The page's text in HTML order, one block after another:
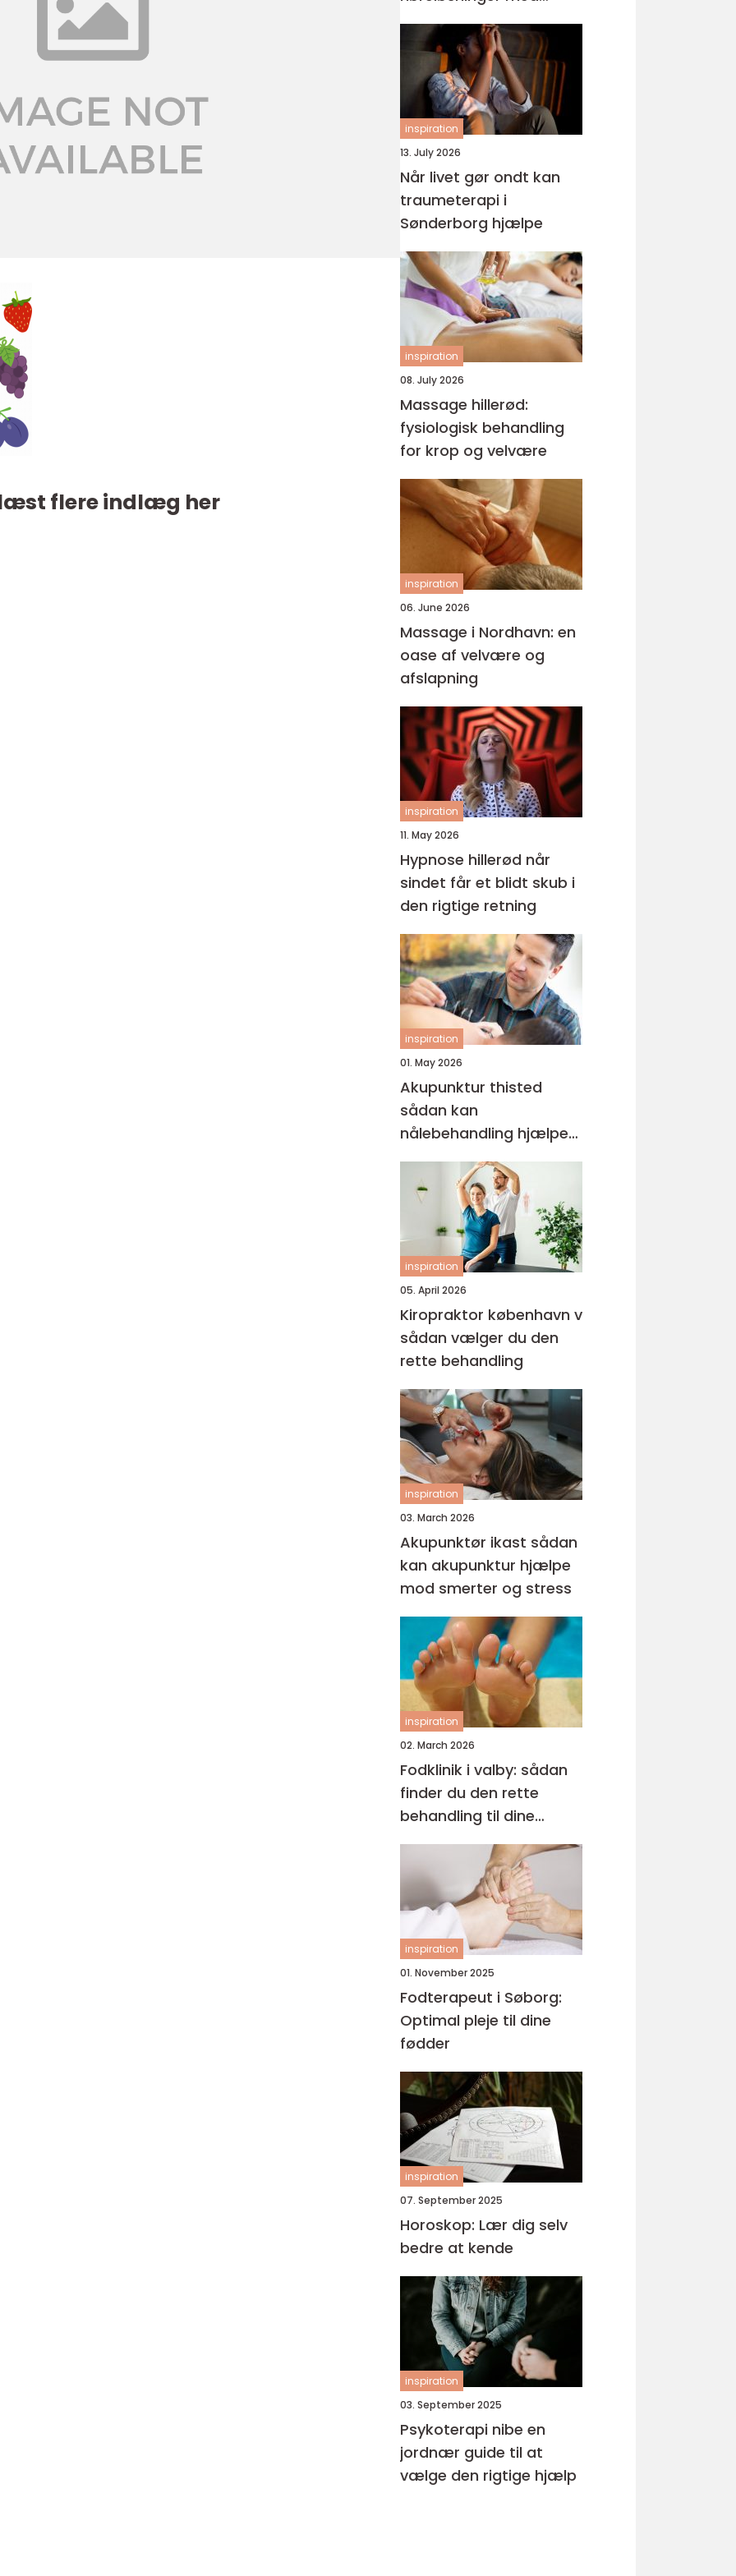
flere indlæg her
fokus på hverdagen
inspiration
13. July 2026
Når livet gør ondt kan
traumeterapi i
Sønderborg hjælpe
inspiration
08. July 2026
Massage hillerød:
fysiologisk behandling
for krop og velvære
inspiration
06. June 2026
Massage i Nordhavn: en
oase af velvære og
afslapning
inspiration
11. May 2026
Hypnose hillerød når
sindet får et blidt skub i
den rigtige retning
inspiration
01. May 2026
Akupunktur thisted
sådan kan
nålebehandling hjælpe
krop og sind
inspiration
05. April 2026
Kiropraktor københavn v
sådan vælger du den
rette behandling
inspiration
03. March 2026
Akupunktør ikast sådan
kan akupunktur hjælpe
mod smerter og stress
inspiration
02. March 2026
Fodklinik i valby: sådan
finder du den rette
behandling til dine
fødder
inspiration
01. November 2025
Fodterapeut i Søborg:
Optimal pleje til dine
fødder
inspiration
07. September 2025
Horoskop: Lær dig selv
bedre at kende
inspiration
03. September 2025
Psykoterapi nibe en
jordnær guide til at
vælge den rigtige hjælp